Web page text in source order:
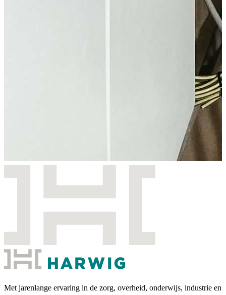
Met jarenlange ervaring in de zorg, overheid, onderwijs, industrie en